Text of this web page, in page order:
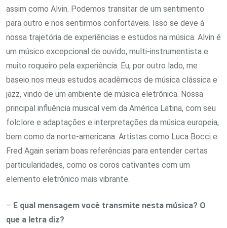
assim como Alvin. Podemos transitar de um sentimento
para outro e nos sentirmos confortáveis. Isso se deve à
nossa trajetória de experiências e estudos na música. Alvin é
um músico excepcional de ouvido, multi-instrumentista e
muito roqueiro pela experiência. Eu, por outro lado, me
baseio nos meus estudos acadêmicos de música clássica e
jazz, vindo de um ambiente de música eletrônica. Nossa
principal influência musical vem da América Latina, com seu
folclore e adaptações e interpretações da música europeia,
bem como da norte-americana. Artistas como Luca Bocci e
Fred Again seriam boas referências para entender certas
particularidades, como os coros cativantes com um
elemento eletrônico mais vibrante.
– E qual mensagem você transmite nesta música? O
que a letra diz?